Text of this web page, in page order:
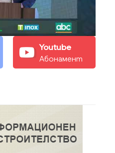
Youtube
Абонамент